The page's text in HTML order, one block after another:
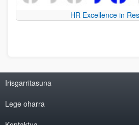
HR Excellence in
Irisgarritasuna
Lege oharra